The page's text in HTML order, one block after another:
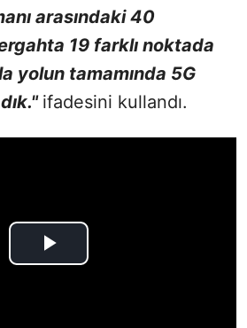
arasındaki 40
19 farklı noktada
yolun tamamında 5G
ifadesini kullandı.